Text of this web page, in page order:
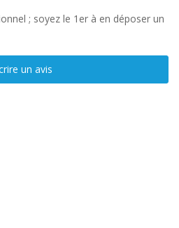
; soyez le 1er à en déposer un
un avis